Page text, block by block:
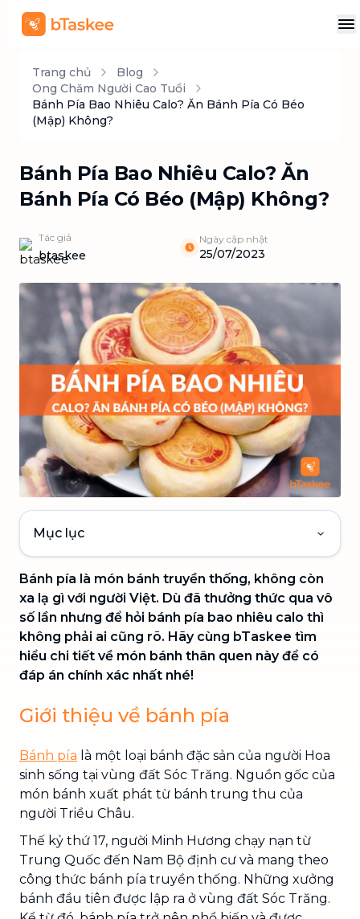
Trang chủ
Blog
Ong Chăm Người Cao Tuổi
Bánh Pía Bao Nhiêu Calo? Ăn Bánh Pía Có Béo
(Mập) Không?
Bánh Pía Bao Nhiêu Calo? Ăn
Bánh Pía Có Béo (Mập) Không?
Tác giả
btaskee
Ngày cập nhật
25/07/2023
Mục lục
Bánh pía là món bánh truyền thống, không còn
xa lạ gì với người Việt. Dù đã thưởng thức qua vô
số lần nhưng để hỏi bánh pía bao nhiêu calo thì
không phải ai cũng rõ. Hãy cùng bTaskee tìm
hiểu chi tiết về món bánh thân quen này để có
đáp án chính xác nhất nhé!
Giới thiệu về bánh pía
Bánh pía là một loại bánh đặc sản của người Hoa
sinh sống tại vùng đất Sóc Trăng. Nguồn gốc của
món bánh xuất phát từ bánh trung thu của
người Triều Châu.
Thế kỷ thứ 17, người Minh Hương chạy nạn từ
Trung Quốc đến Nam Bộ định cư và mang theo
công thức bánh pía truyền thống. Những xưởng
bánh đầu tiên được lập ra ở vùng đất Sóc Trăng.